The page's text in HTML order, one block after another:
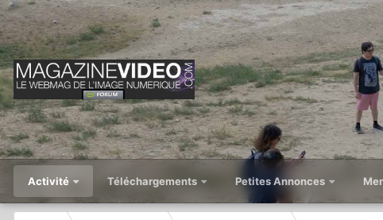
Activité Téléchargements Petites Annonces